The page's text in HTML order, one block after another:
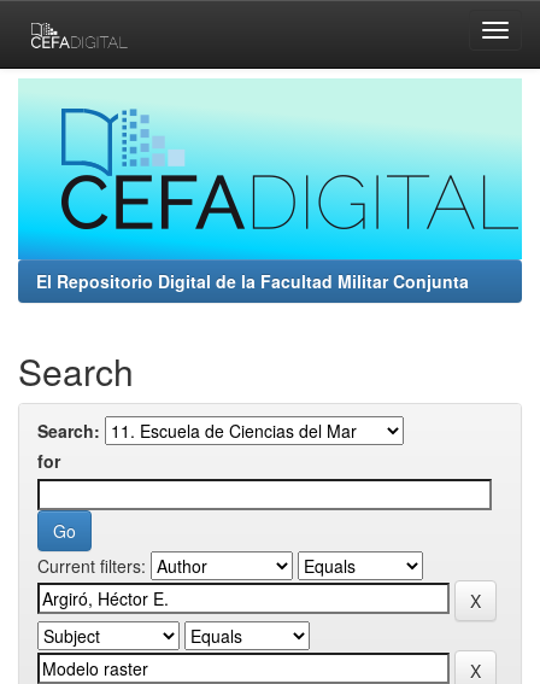
navigation
El Repositorio Digital de la Facultad Militar Conjunta
Search
Search:
for
Current filters: